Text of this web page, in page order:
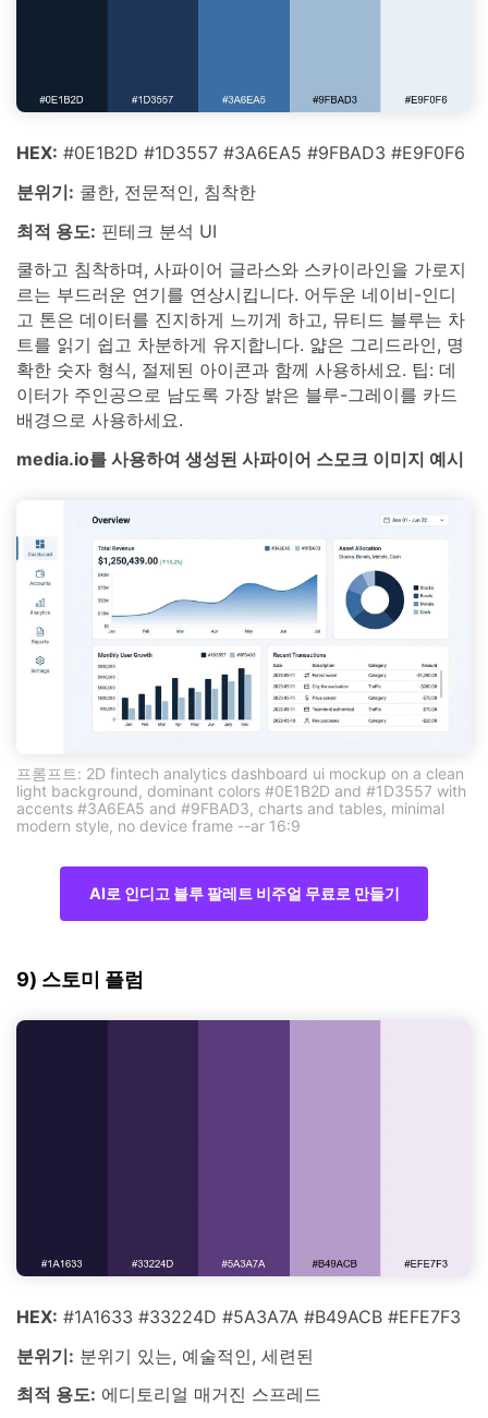
HEX: #0E1B2D #1D3557 #3A6EA5 #9FBAD3 #E9F0F6
분위기: 쿨한, 전문적인, 침착한
최적 용도: 핀테크 분석 UI
쿨하고 침착하며, 사파이어 글라스와 스카이라인을 가로지
르는 부드러운 연기를 연상시킵니다. 어두운 네이비-인디
고 톤은 데이터를 진지하게 느끼게 하고, 뮤티드 블루는 차
트를 읽기 쉽고 차분하게 유지합니다. 얇은 그리드라인, 명
확한 숫자 형식, 절제된 아이콘과 함께 사용하세요. 팁: 데
이터가 주인공으로 남도록 가장 밝은 블루-그레이를 카드
배경으로 사용하세요.
media.io를 사용하여 생성된 사파이어 스모크 이미지 예시
프롬프트: 2D fintech analytics dashboard ui mockup on a clean
light background, dominant colors #0E1B2D and #1D3557 with
accents #3A6EA5 and #9FBAD3, charts and tables, minimal
modern style, no device frame --ar 16:9
AI로 인디고 블루 팔레트 비주얼 무료로 만들기
9) 스토미 플럼
HEX: #1A1633 #33224D #5A3A7A #B49ACB #EFE7F3
분위기: 분위기 있는, 예술적인, 세련된
최적 용도: 에디토리얼 매거진 스프레드